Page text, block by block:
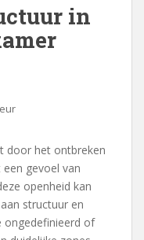
in
door het ontbreken
gevoel van
openheid kan
structuur en
of